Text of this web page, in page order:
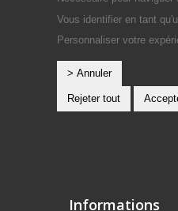
Vous identifier en tant
Personnaliser votre
> Annuler
Rejeter tout
Informations